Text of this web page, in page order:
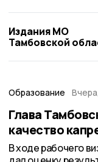
Издания МО
Тамбовской
Образование
Глава
качество
В ходе рабочего